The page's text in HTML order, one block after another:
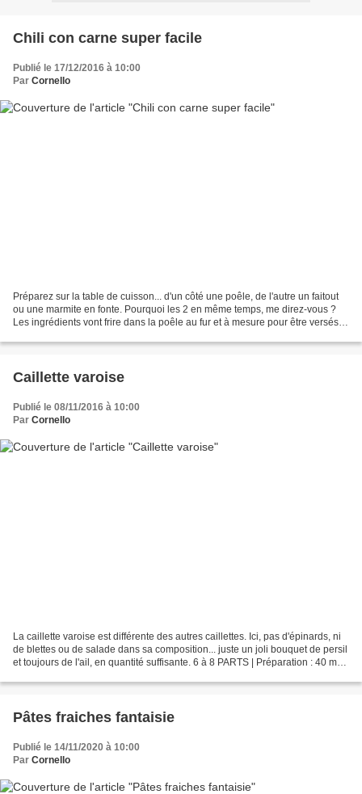
Chili con carne super facile
Publié le 17/12/2016 à 10:00
Par Cornello
Préparez sur la table de cuisson... d'un côté une poêle, de l'autre un faitout
ou une marmite en fonte. Pourquoi les 2 en même temps, me direz-vous ?
Les ingrédients vont frire dans la poêle au fur et à mesure pour être versés
Caillette varoise
Publié le 08/11/2016 à 10:00
Par Cornello
La caillette varoise est différente des autres caillettes. Ici, pas d'épinards, ni
de blettes ou de salade dans sa composition... juste un joli bouquet de persil
et toujours de l'ail, en quantité suffisante. 6 à 8 PARTS | Préparation : 40 mn |
Pâtes fraiches fantaisie
Publié le 14/11/2020 à 10:00
Par Cornello